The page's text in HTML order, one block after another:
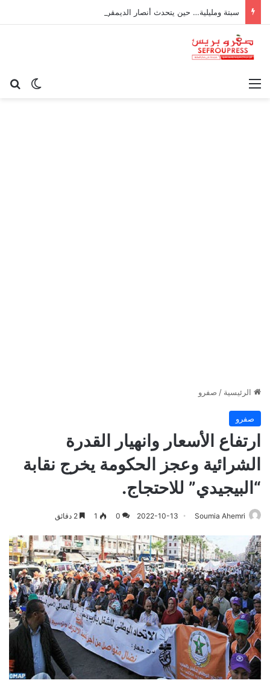
سبتة ومليلية… حين يتحدث أنصار الديمقراطية بلسان الاستعمار
الوضع القائمة
الرئيسية / صفرو
صفرو
ارتفاع الأسعار وانهيار القدرة
الشرائية وعجز الحكومة يخرج نقابة
“البيجيدي” للاحتجاج.
Soumia Ahemri
2022-10-13
0
1